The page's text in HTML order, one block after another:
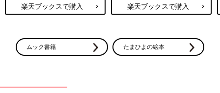
楽天ブックスで購入 楽天ブックスで購入
ムック書籍 たまひよの絵本